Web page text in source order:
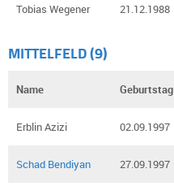
Tobias Wegener 21.12.1988
MITTELFELD (9)
Erblin Azizi 02.09.1997
Schad Bendiyan 27.09.1997
Name Geburtstag